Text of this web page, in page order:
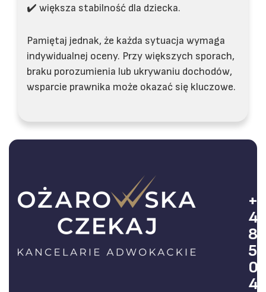
✔️ większa stabilność dla dziecka.
Pamiętaj jednak, że każda sytuacja wymaga
indywidualnej oceny. Przy większych sporach,
braku porozumienia lub ukrywaniu dochodów,
wsparcie prawnika może okazać się kluczowe.
+
4
8
5
0
4